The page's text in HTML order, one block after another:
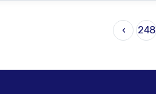
248
›